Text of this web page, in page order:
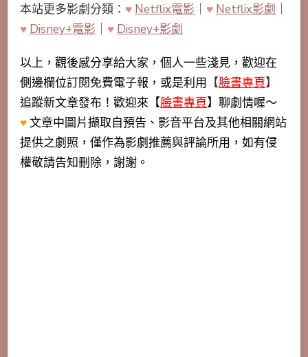
本站更多影劇分類： ♥ Netflix電影 ♥ Netflix影劇
♥ Disney+電影 ♥ Disney+影劇
以上，觀後感分享給大家，個人一些淺見，歡迎在
側邊欄位訂閱免費電子報，或是利用 【臉書專頁】
追蹤新文章發布！歡迎來【臉書專頁】聊劇情喔～
♥文章中圖片擷取自預告、影音平台及其他相關網站
提供之劇照，僅作為影劇推薦與評論所用，如有侵
權敬請告知刪除，謝謝。